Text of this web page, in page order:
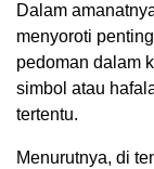
Dalam
menyoroti
pedoman dalam
simbol atau
tertentu.
Menurutnya, di